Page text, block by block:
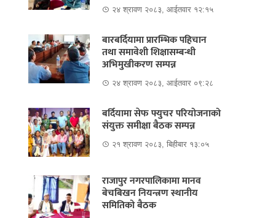
२४ श्रावण २०८३, आईतवार १२:१५
बारबर्दियामा प्रारम्भिक पहिचान
तथा समावेशी शिक्षासम्बन्धी
अभिमुखीकरण सम्पन्न
२४ श्रावण २०८३, आईतवार ०९:२८
बर्दियामा सेफ फ्युचर परियोजनाको
संयुक्त समीक्षा बैठक सम्पन्न
२१ श्रावण २०८३, बिहीबार १३:०५
राजापुर नगरपालिकामा मानव
बेचबिखन नियन्त्रण स्थानीय
समितिको बैठक